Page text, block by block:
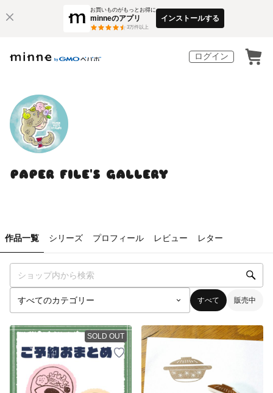
お買いものがもっとお得に
minneのアプリ
3万件以上
インストールする
ログイン
PAPER FILE'S GALLERY
作品一覧 シリーズ プロフィール レビュー レター
すべて 販売中
SOLD OUT